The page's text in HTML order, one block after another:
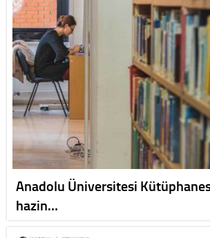
Anadolu Üniversitesi
hazin…